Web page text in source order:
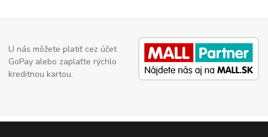
U nás môžete platiť cez účet
GoPay alebo zaplaťte rýchlo
kreditnou kartou.